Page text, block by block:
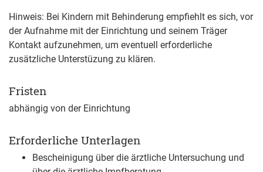
Hinweis: Bei Kindern mit Behinderung empfiehlt es sich, vor
der Aufnahme mit der Einrichtung und seinem Träger
Kontakt aufzunehmen, um eventuell erforderliche
zusätzliche Unterstüzung zu klären.
Fristen
abhängig von der Einrichtung
Erforderliche Unterlagen
Bescheinigung über die ärztliche Untersuchung und